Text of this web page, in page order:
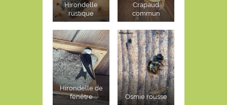
Hirondelle
rustique
Crapaud
commun
Hirondelle de
fenêtre
Osmie rousse